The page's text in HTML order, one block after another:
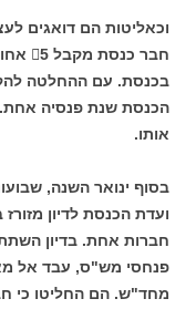
וכאליטות הם דואגים
חבר כנסת מקבל 5
בכנסת. עם ההחלטה
הכנסת שנת פנסיה אחת.
אותו.
בסוף ינואר השנה,
ועדת הכנסת לדיון
חברות אחת. בדיון
פנחסי מש"ס, עבד אל
מחד"ש. הם החליטו כי